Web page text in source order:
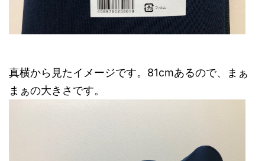
真横から見たイメージです。81cmあるので、まぁ
まぁの大きさです。